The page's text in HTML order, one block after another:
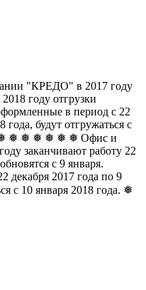
"КРЕДО" в 2017 году
году отгрузки
в период с 22
года, будут отгружаться с
❅ ❅ ❅ ❅ ❅ ❅ Офис и
заканчивают работу 22
с 9 января.
декабря 2017 года по 9
с 10 января 2018 года. ❅